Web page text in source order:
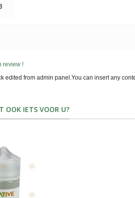
review !
edited from admin panel.You can insert any
OOK IETS VOOR U?